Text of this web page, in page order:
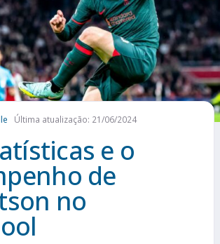
INTERNACIONAL
APOSTAR
Última atualização: 21/06/2024
e o
de
no